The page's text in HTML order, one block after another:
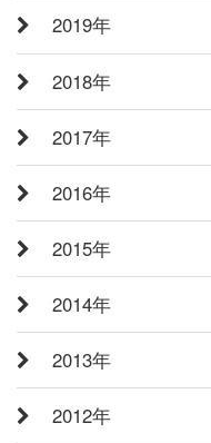
2019年
2018年
2017年
2016年
2015年
2014年
2013年
2012年